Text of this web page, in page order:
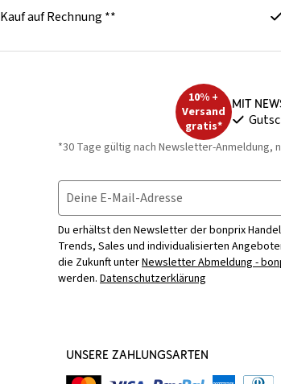
Kauf auf Rechnung **
10% +
Versand
gratis*
Mit
*30 Tage gültig nach Newsletter-
Deine E-Mail-Adresse
Du erhältst den Newsletter der bonprix
Trends, Sales und individualisierten
die Zukunft unterNewsletter Abmeldung -
werden. Datenschutzerklärung
UNSERE ZAHLUNGSARTEN